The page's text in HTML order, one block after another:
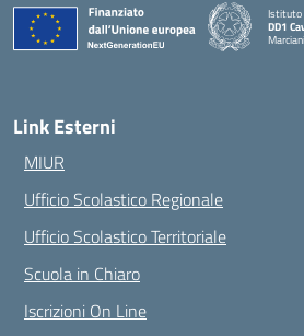
Istituto
DD1
Link Esterni
MIUR
Ufficio Scolastico Regionale
Ufficio Scolastico Territoriale
Scuola in Chiaro
Iscrizioni On Line